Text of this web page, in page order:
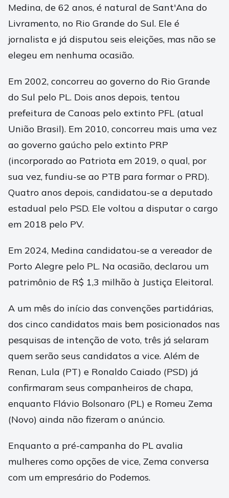
Medina, de 62 anos, é natural de Sant'Ana do
Livramento, no Rio Grande do Sul. Ele é
jornalista e já disputou seis eleições, mas não se
elegeu em nenhuma ocasião.
Em 2002, concorreu ao governo do Rio Grande
do Sul pelo PL. Dois anos depois, tentou
prefeitura de Canoas pelo extinto PFL (atual
União Brasil). Em 2010, concorreu mais uma vez
ao governo gaúcho pelo extinto PRP
(incorporado ao Patriota em 2019, o qual, por
sua vez, fundiu-se ao PTB para formar o PRD).
Quatro anos depois, candidatou-se a deputado
estadual pelo PSD. Ele voltou a disputar o cargo
em 2018 pelo PV.
Em 2024, Medina candidatou-se a vereador de
Porto Alegre pelo PL. Na ocasião, declarou um
patrimônio de R$ 1,3 milhão à Justiça Eleitoral.
A um mês do início das convenções partidárias,
dos cinco candidatos mais bem posicionados nas
pesquisas de intenção de voto, três já selaram
quem serão seus candidatos a vice. Além de
Renan, Lula (PT) e Ronaldo Caiado (PSD) já
confirmaram seus companheiros de chapa,
enquanto Flávio Bolsonaro (PL) e Romeu Zema
(Novo) ainda não fizeram o anúncio.
Enquanto a pré-campanha do PL avalia
mulheres como opções de vice, Zema conversa
com um empresário do Podemos.